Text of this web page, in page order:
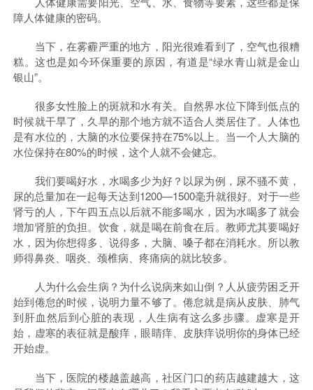
障人体健康的密码。
当下，在雾霾严重的地方，阳光很难看到了，空气也很糟
糕。这也是如今环保重要的原因，有道是“绿水青山就是金山
银山”。
很多女性脸上的斑就和水有关。自然界水位下降到低点的
时候就干旱了，久旱的那个地方就不适合人类居住了。人体也
是有水位的，大脑的水位要保持在75%以上。当一个人大脑的
水位保持在80%的时候，这个人就不会健忘。
我们要喝好水，水喝多少为好？以尿为例，尿不骚不黄，
尿的总量加在一起每天达到1200—1500毫升就很好。对于一些
肾亏的人，下午四五点以后就不能多喝水，因为水喝多了就会
增加肾脏的负担。饮食，就是喝在前食在后。教师尤其要喝好
水，因为你想得多、说得多，大脑、嗓子都在消耗水。所以教
师得鼻炎、咽炎、颈椎病、疼痛病的就比较多。
人为什么会生病？为什么说病来如山倒？人从疲劳困乏开
始到倦怠的时候，说明力量不够了。倦怠就是病从皮肤、肺气
到肝血然后到心脏的表现，人生病有这么多步骤。虚寒是开
始，虚寒的表征就是酸痒，眼睛痒、皮肤痒说明你的身体已经
开始虚。
当下，医院的楼越盖越高，社区门口的药店越建越大，这